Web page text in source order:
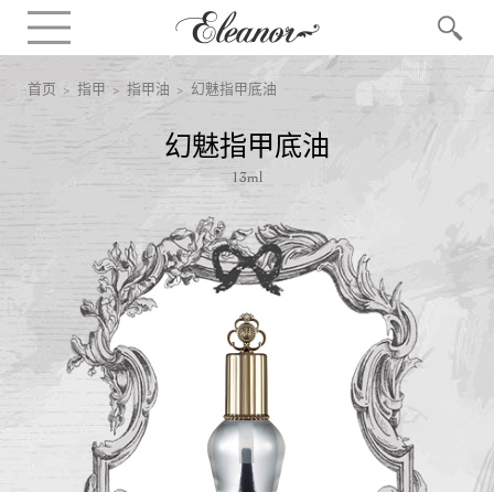
首页 > 指甲 > 指甲油 > 幻魅指甲底油
幻魅指甲底油
13ml